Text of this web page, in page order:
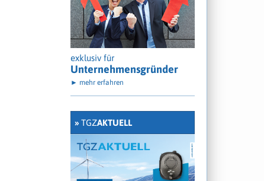
exklusiv für
Unternehmensgründer
► mehr erfahren
» TGZAKTUELL